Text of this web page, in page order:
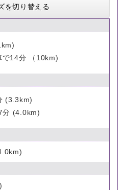
を切り替える
で14分 （10km)
(3.3km)
分 (4.0km)